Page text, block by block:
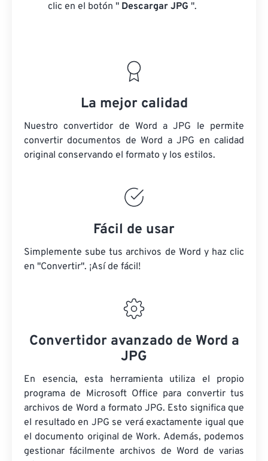
clic en el botón " Descargar JPG ".
La mejor calidad
Nuestro convertidor de Word a JPG le permite
convertir documentos de Word a JPG en calidad
original conservando el formato y los estilos.
Fácil de usar
Simplemente sube tus archivos de Word y haz clic
en "Convertir". ¡Así de fácil!
Convertidor avanzado de Word a
JPG
En esencia, esta herramienta utiliza el propio
programa de Microsoft Office para convertir tus
archivos de Word a formato JPG. Esto significa que
el resultado en JPG se verá exactamente igual que
el documento original de Work. Además, podemos
gestionar fácilmente archivos de Word de varias